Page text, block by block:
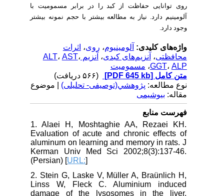
روی توانایی حفاظت از کبد را در برابر مسمومیت با
آلومینیم دارد. نیاز به مطالعه بیشتر با حجم نمونه بیشتر
وجود دارد.
واژه‌های کلیدی:آلومینیوم،روی،اثرات
محافظتی،آنزیم‌های کبدی،آنزیم ALT ،AST،
GGT،ALP ،مسمومیت
متن کامل[PDF 645 kb]
نوع مطالعه:پژوهشي(توصیفی- تحلیلی) | موضوع
مقاله:بیوشیمی
فهرست منابع
1. Alaei H, Moshtaghie AA, Rezaei KH.
Evaluation of acute and chronic effects of
aluminum on learning and memory in rats. J
Kerman Univ Med Sci 2002;8(3):137-46.
(Persian) [URL:
2. Stein G, Laske V, Müller A, Braünlich H,
Linss W, Fleck C. Aluminium induced
damage of the lysosomes in the liver,